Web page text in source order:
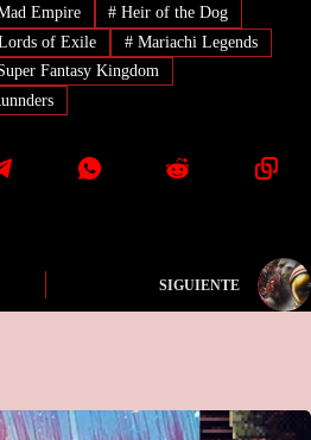
Empire # Heir of the Dog
of Exile # Mariachi Legends
Fantasy Kingdom
SIGUIENTE